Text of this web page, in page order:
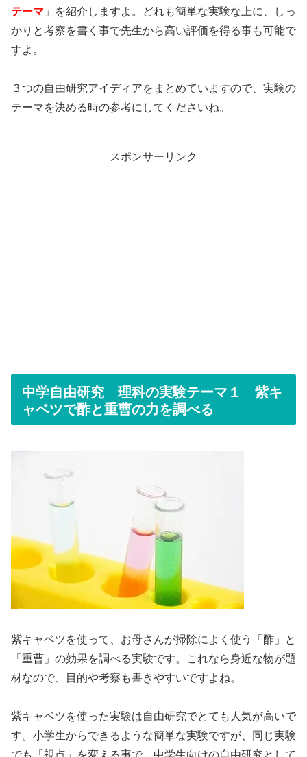
テーマ 」を紹介しますよ。どれも簡単な実験な上に、しっ
かりと考察を書く事で先生から高い評価を得る事も可能で
すよ。
３つの自由研究アイディアをまとめていますので、実験の
テーマを決める時の参考にしてくださいね。
スポンサーリンク
中学自由研究 理科の実験テーマ１ 紫キ
ャベツで酢と重曹の力を調べる
紫キャベツを使って、お母さんが掃除によく使う「酢」と
「重曹」の効果を調べる実験です。これなら身近な物が題
材なので、目的や考察も書きやすいですよね。
紫キャベツを使った実験は自由研究でとても人気が高いで
す。小学生からできるような簡単な実験ですが、同じ実験